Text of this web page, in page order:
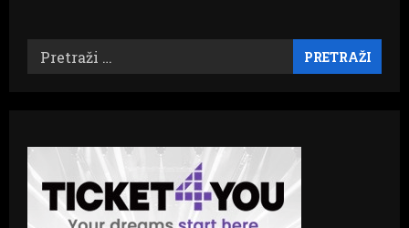
ISTI
UKUS
Nešić
i
firme
Ljubuškog
Pretraži: